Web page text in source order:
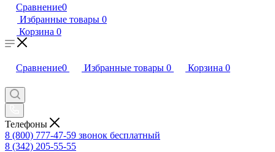
Сравнение0
Избранные товары 0
Корзина 0
Сравнение0 Избранные товары 0 Корзина 0
Телефоны
8 (800) 777-47-59 звонок бесплатный
8 (342) 205-55-55